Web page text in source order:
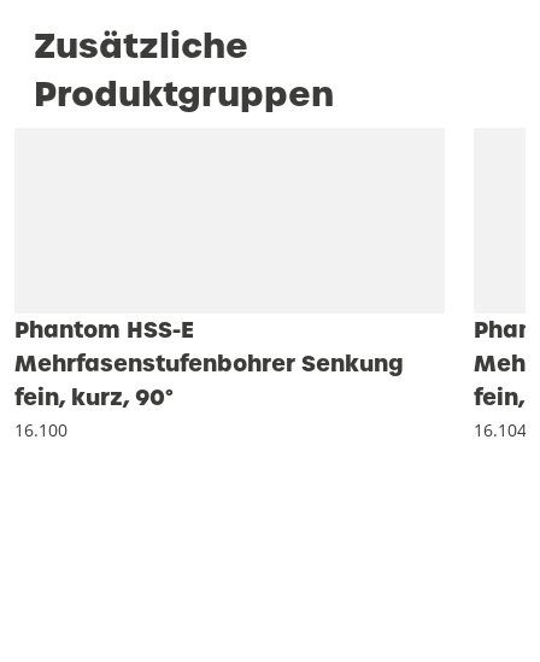
Zusätzliche
Produktgruppen
Phantom HSS-E
Mehrfasenstufenbohrer Senkung
fein, kurz, 90°
16.100
fein,
16.104